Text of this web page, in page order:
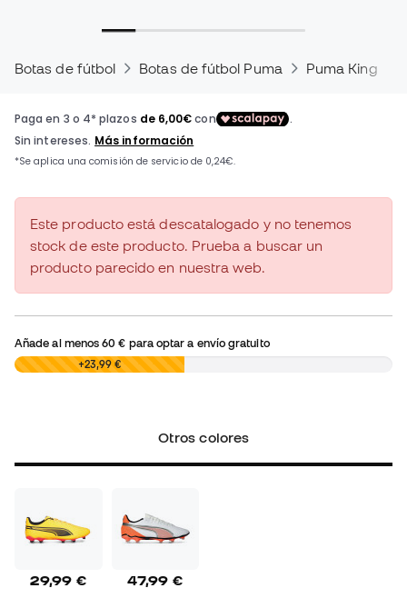
Botas de fútbol Botas de fútbol Puma Puma King
Este producto está descatalogado y no tenemos
stock de este producto. Prueba a buscar un
producto parecido en nuestra web.
Añade al menos60 € para optar a envío gratuito
0,00 € +23,99 €
Otros colores
29,99 € 47,99 €